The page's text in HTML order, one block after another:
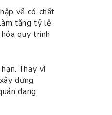
về có chất
tăng tỷ lệ
quy trình
Thay vì
dựng
đang